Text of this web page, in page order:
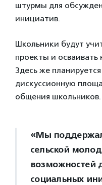
штурмы для
инициатив.
Школьники будут
проекты и
Здесь же
дискуссионную
общения школьников.
«Мы
сельской
возможностей
социальных